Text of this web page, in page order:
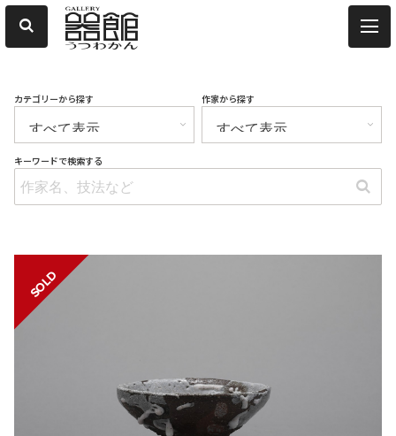
カテゴリーから探す 作家から探す
キーワードで検索する